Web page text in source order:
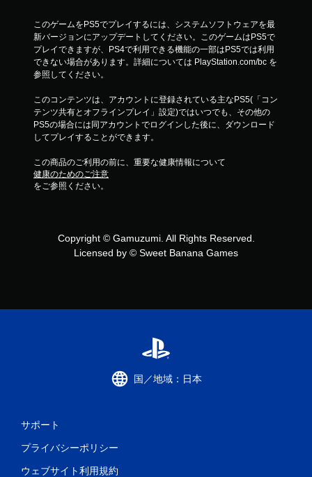
このゲームをPS5でプレイするには、システムソフトウェアを最
新バージョンにアップデートしてください。このゲームはPS5で
プレイできますが、PS4で利用できる機能の一部はPS5では利用
できない場合があります。詳細については PlayStation.com/bc を
参照してください。
このコンテンツは、アカウントに登録されている主なPS5(「コン
テンツ共有とオフラインプレイ」設定)ではいつでも、その他の
PS5の場合には同アカウントでログインした後に、ダウンロード
してプレイすることができます。
この商品のご利用の前に、重要な健康情報について
健康のためのご注意
をご参照ください。
Copyright © Gamuzumi. All Rights Reserved.
Licensed by © Sweet Banana Games
国／地域：日本
サポート
プライバシーポリシー
ウェブサイト利用規約